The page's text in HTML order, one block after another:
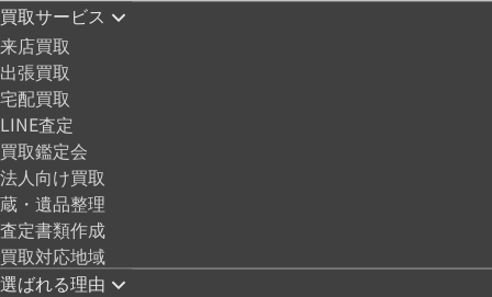
買取サービス
来店買取
出張買取
宅配買取
LINE査定
買取鑑定会
法人向け買取
蔵・遺品整理
査定書類作成
買取対応地域
選ばれる理由